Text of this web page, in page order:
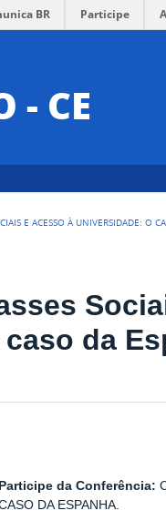
BR Participe
- CE
E ACESSO À UNIVERSIDADE: O
da
Participe da Conferência:
DA ESPANHA.